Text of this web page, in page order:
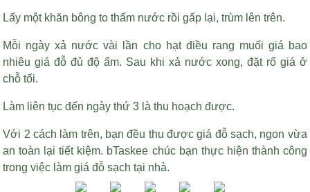
Lấy một khăn bông to thấm nước rồi gấp lại, trùm lên trên.
Mỗi ngày xả nước vài lần cho hạt điều rang muối giá bao
nhiêu giá đỗ đủ độ ẩm. Sau khi xả nước xong, đặt rổ giá ở
chỗ tối.
Làm liên tục đến ngày thứ 3 là thu hoạch được.
Với 2 cách làm trên, bạn đều thu được giá đỗ sạch, ngon vừa
an toàn lại tiết kiệm. bTaskee chúc bạn thực hiện thành công
trong việc làm giá đỗ sạch tại nhà.